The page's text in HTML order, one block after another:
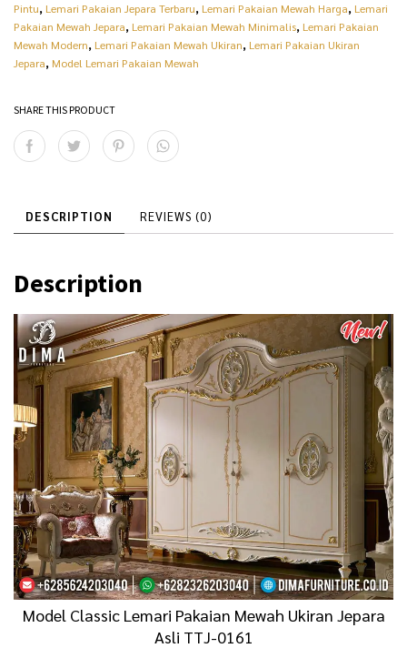
Pintu, Lemari Pakaian Jepara Terbaru, Lemari Pakaian Mewah Harga, Lemari
Pakaian Mewah Jepara, Lemari Pakaian Mewah Minimalis, Lemari Pakaian
Mewah Modern, Lemari Pakaian Mewah Ukiran, Lemari Pakaian Ukiran
Jepara, Model Lemari Pakaian Mewah
SHARE THIS PRODUCT
DESCRIPTION REVIEWS (0)
Description
Model Classic Lemari Pakaian Mewah Ukiran Jepara
Asli TTJ-0161